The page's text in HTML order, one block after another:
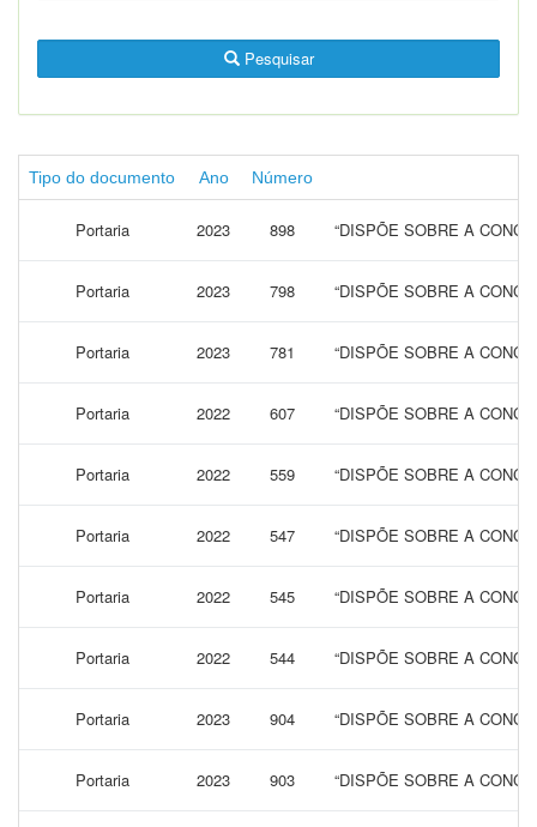
Pesquisar
Tipo do documento Ano Número
Portaria 2023 898 “DISPÕE SOBRE A
Portaria 2023 798 “DISPÕE SOBRE A
Portaria 2023 781 “DISPÕE SOBRE A
Portaria 2022 607 “DISPÕE SOBRE A
Portaria 2022 559 “DISPÕE SOBRE A
Portaria 2022 547 “DISPÕE SOBRE A
Portaria 2022 545 “DISPÕE SOBRE A
Portaria 2022 544 “DISPÕE SOBRE A
Portaria 2023 904 “DISPÕE SOBRE A
Portaria 2023 903 “DISPÕE SOBRE A